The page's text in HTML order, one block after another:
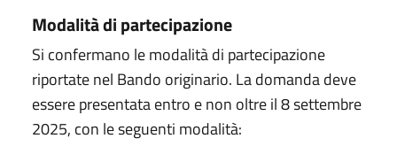
Modalità di partecipazione
Si confermano le modalità di partecipazione
riportate nel Bando originario. La domanda deve
essere presentata entro e non oltre il 8 settembre
2025, con le seguenti modalità: